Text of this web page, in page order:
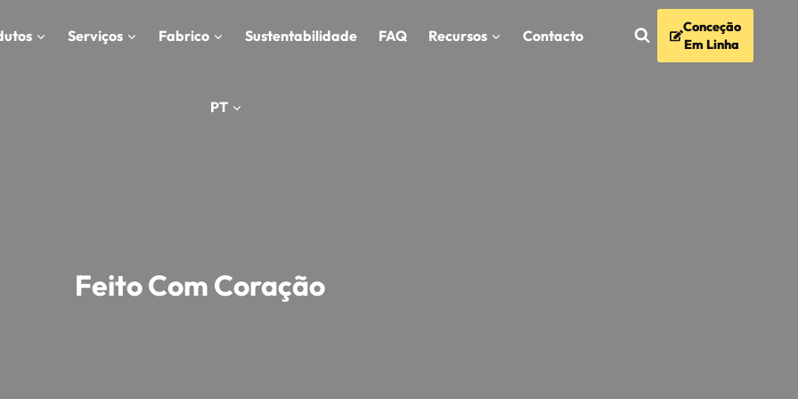
Serviços Fabrico Sustentabilidade FAQ Recursos Contacto
PT
Conceção
Em Linha
Feito Com Coração